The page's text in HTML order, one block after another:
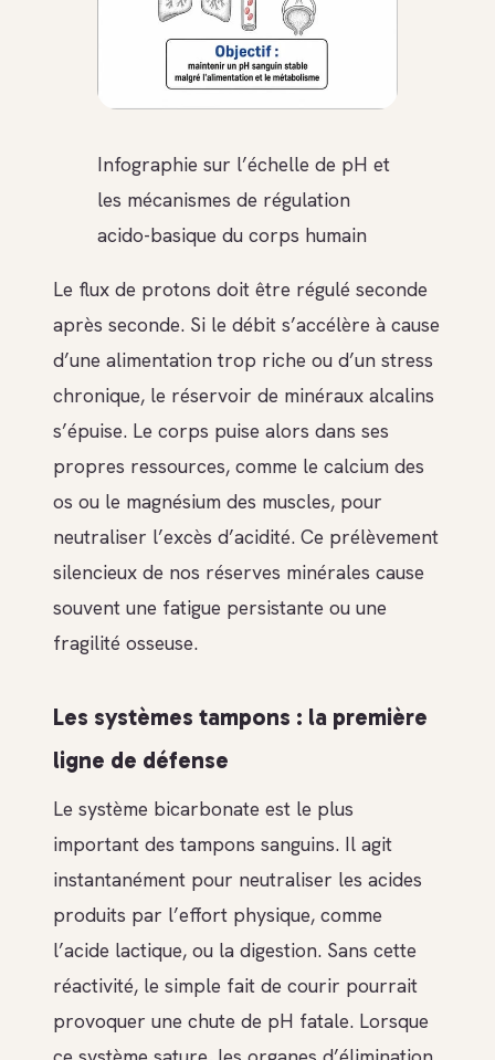
Infographie sur l’échelle de pH et
les mécanismes de régulation
acido-basique du corps humain
Le flux de protons doit être régulé seconde
après seconde. Si le débit s’accélère à cause
d’une alimentation trop riche ou d’un stress
chronique, le réservoir de minéraux alcalins
s’épuise. Le corps puise alors dans ses
propres ressources, comme le calcium des
os ou le magnésium des muscles, pour
neutraliser l’excès d’acidité. Ce prélèvement
silencieux de nos réserves minérales cause
souvent une fatigue persistante ou une
fragilité osseuse.
Les systèmes tampons : la première
ligne de défense
Le système bicarbonate est le plus
important des tampons sanguins. Il agit
instantanément pour neutraliser les acides
produits par l’effort physique, comme
l’acide lactique, ou la digestion. Sans cette
réactivité, le simple fait de courir pourrait
provoquer une chute de pH fatale. Lorsque